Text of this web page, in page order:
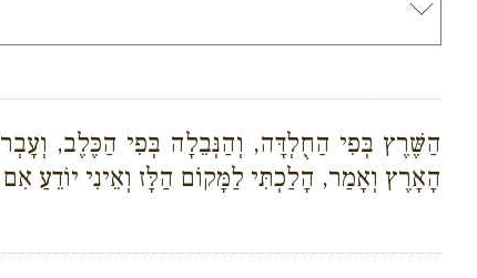
הַשֶּׁרֶץ בְּפִי הַחֻלְדָּה, וְהַנְּבֵלָה בְּפִי הַכֶּלֶב,
הָאָרֶץ וְאָמַר, הָלַכְתִּי לַמָּקוֹם הַלָּז וְאֵינִי יוֹדֵעַ